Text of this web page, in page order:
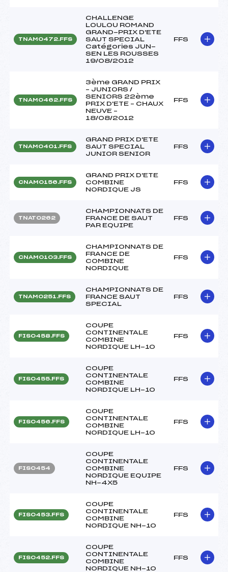
TNAM0472.FFS
CHALLENGE
LOULOU ROMAND
GRAND-PRIX D'ETE
SAUT SPECIAL
Catégories JUN-
SEN LES ROUSSES
19/08/2012
FFS
TNAM0462.FFS
3ème GRAND PRIX
– JUNIORS /
SENIORS 22ème
PRIX D'ETE – CHAUX
NEUVE –
18/08/2012
FFS
TNAM0401.FFS
GRAND PRIX D'ETE
SAUT SPECIAL
JUNIOR SENIOR
FFS
CNAM0156.FFS
GRAND PRIX D'ETE
COMBINE
NORDIQUE JS
FFS
TNAT0262
CHAMPIONNATS DE
FRANCE DE SAUT
PAR EQUIPE
FFS
CNAM0103.FFS
CHAMPIONNATS DE
FRANCE DE
COMBINE
NORDIQUE
FFS
TNAM0251.FFS
CHAMPIONNATS DE
FRANCE SAUT
SPECIAL
FFS
FIS0458.FFS
COUPE
CONTINENTALE
COMBINE
NORDIQUE LH-10
FFS
FIS0455.FFS
COUPE
CONTINENTALE
COMBINE
NORDIQUE LH-10
FFS
FIS0456.FFS
COUPE
CONTINENTALE
COMBINE
NORDIQUE LH-10
FFS
FIS0454
COUPE
CONTINENTALE
COMBINE
NORDIQUE EQUIPE
NH-4X5
FFS
FIS0453.FFS
COUPE
CONTINENTALE
COMBINE
NORDIQUE NH-10
FFS
FIS0452.FFS
COUPE
CONTINENTALE
COMBINE
NORDIQUE NH-10
FFS